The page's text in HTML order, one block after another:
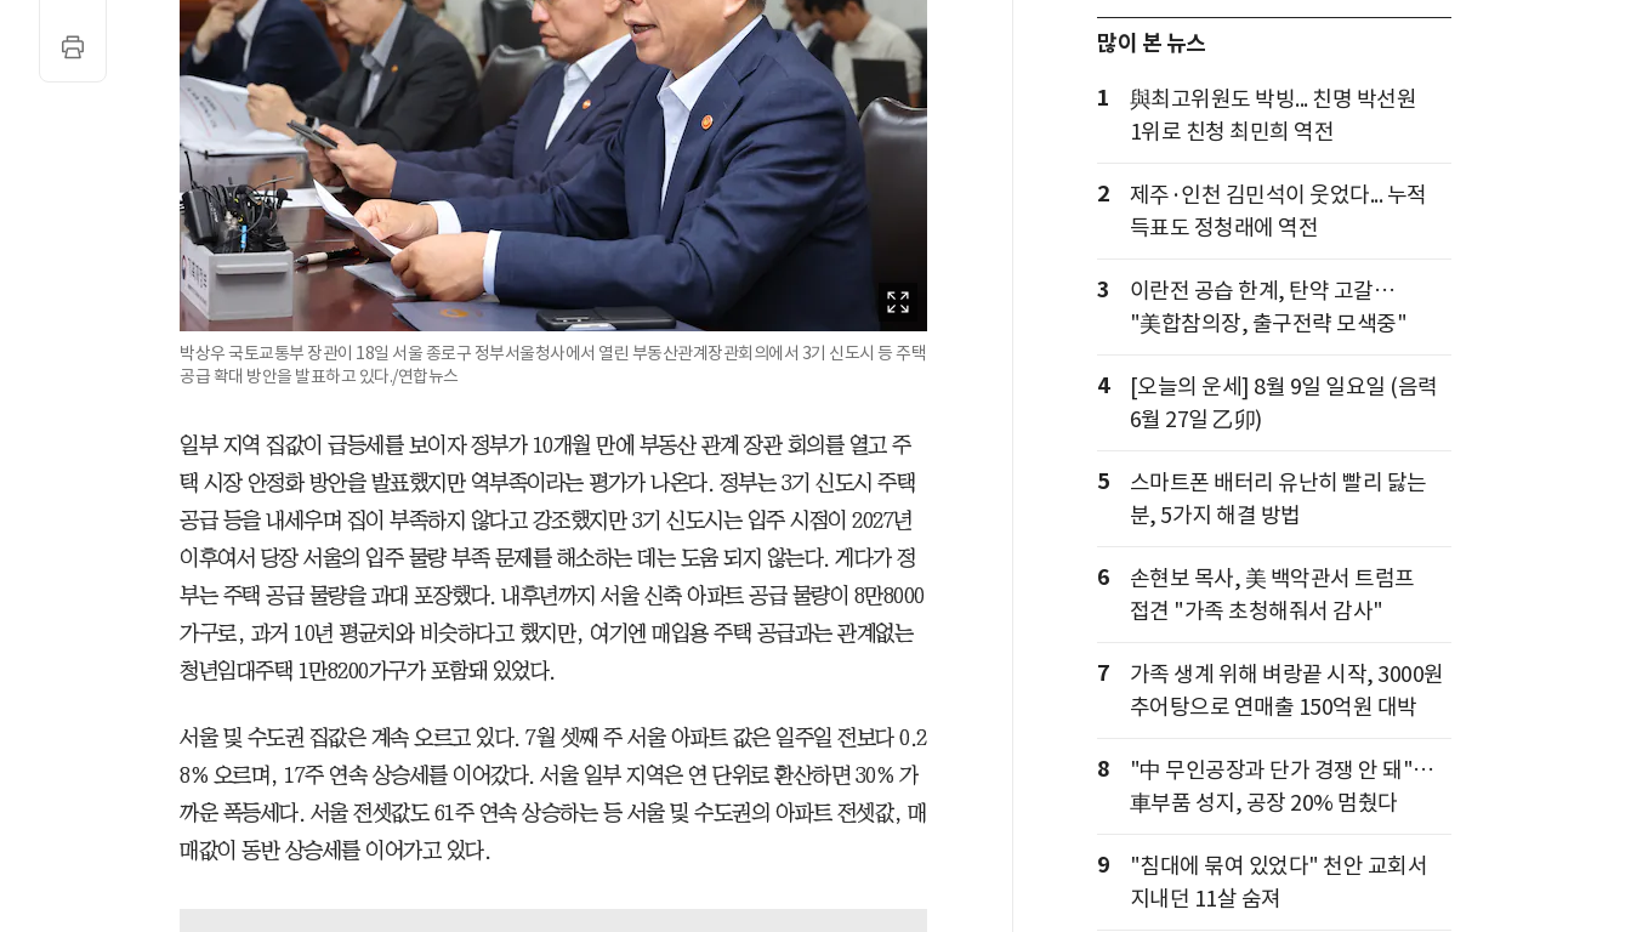
박상우 국토교통부 장관이 18일 서울 종로구 정부서울청사에서 열린 부동산관계장관회의에서 3기 신도시 등 주택
공급 확대 방안을 발표하고 있다./연합뉴스
일부 지역 집값이 급등세를 보이자 정부가 10개월 만에 부동산 관계 장관 회의를 열고 주
택 시장 안정화 방안을 발표했지만 역부족이라는 평가가 나온다. 정부는 3기 신도시 주택
공급 등을 내세우며 집이 부족하지 않다고 강조했지만 3기 신도시는 입주 시점이 2027년
이후여서 당장 서울의 입주 물량 부족 문제를 해소하는 데는 도움 되지 않는다. 게다가 정
부는 주택 공급 물량을 과대 포장했다. 내후년까지 서울 신축 아파트 공급 물량이 8만8000
가구로, 과거 10년 평균치와 비슷하다고 했지만, 여기엔 매입용 주택 공급과는 관계없는
청년임대주택 1만8200가구가 포함돼 있었다.
서울 및 수도권 집값은 계속 오르고 있다. 7월 셋째 주 서울 아파트 값은 일주일 전보다 0.2
8% 오르며, 17주 연속 상승세를 이어갔다. 서울 일부 지역은 연 단위로 환산하면 30% 가
까운 폭등세다. 서울 전셋값도 61주 연속 상승하는 등 서울 및 수도권의 아파트 전셋값, 매
매값이 동반 상승세를 이어가고 있다.
많이 본 뉴스
1
與최고위원도 박빙... 친명 박선원
1위로 친청 최민희 역전
2
제주·인천 김민석이 웃었다... 누적
득표도 정청래에 역전
3
이란전 공습 한계, 탄약 고갈…
"美합참의장, 출구전략 모색중"
4
[오늘의 운세] 8월 9일 일요일 (음력
6월 27일 乙卯)
5
스마트폰 배터리 유난히 빨리 닳는
분, 5가지 해결 방법
6
손현보 목사, 美 백악관서 트럼프
접견 "가족 초청해줘서 감사"
7
가족 생계 위해 벼랑끝 시작, 3000원
추어탕으로 연매출 150억원 대박
8
"中 무인공장과 단가 경쟁 안 돼"…
車부품 성지, 공장 20% 멈췄다
9
"침대에 묶여 있었다" 천안 교회서
지내던 11살 숨져